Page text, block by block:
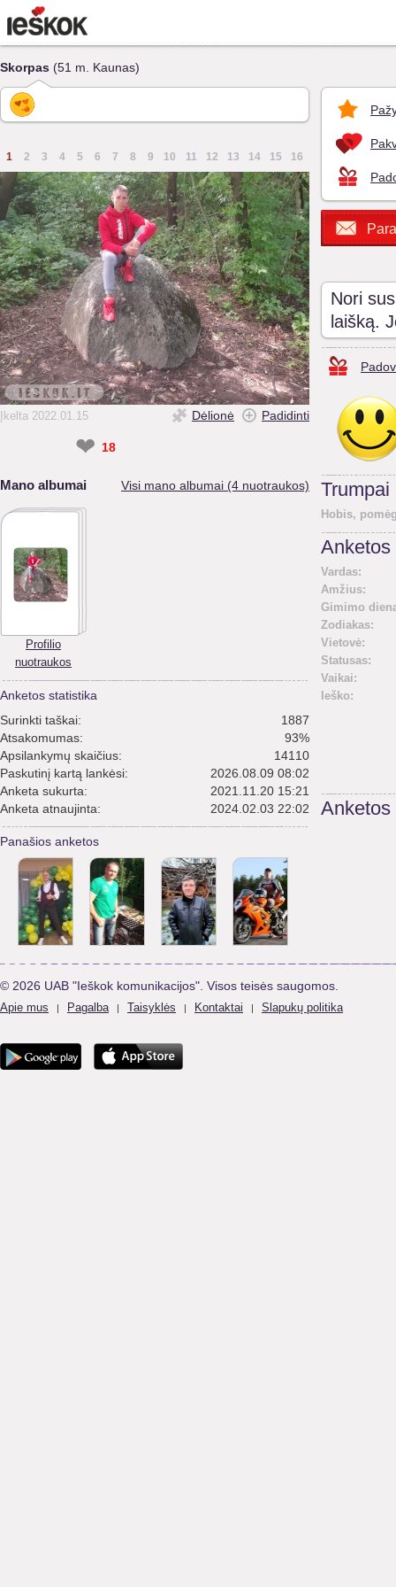
Skorpas (51 m. Kaunas)
1 2 3 4 5 6 7 8 9 10 11 12 13 14 15 16
Įkelta 2022.01.15 Dėlionė Padidinti
❤ 18
Mano albumai Visi mano albumai (4 nuotraukos)
Profilio
nuotraukos
Anketos statistika
Surinkti taškai:
1887
Atsakomumas:
93%
Apsilankymų skaičius:
14110
Paskutinį kartą lankėsi:
2026.08.09 08:02
Anketa sukurta:
2021.11.20 15:21
Anketa atnaujinta:
2024.02.03 22:02
Panašios anketos
Nori
laišką.
Trumpai
Hobis,
Anketos
Vardas:
Amžius:
Gimimo
Zodiakas:
Vietovė:
Statusas:
Vaikai:
Ieško:
Anketos
© 2026 UAB "Ieškok komunikacijos". Visos teisės saugomos.
Apie mus | Pagalba | Taisyklės | Kontaktai | Slapukų politika